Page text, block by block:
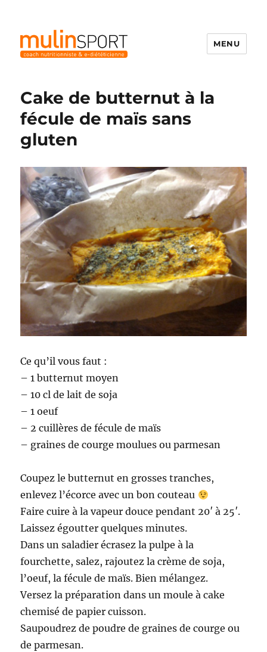
MENU
Cake de butternut à la
fécule de maïs sans
gluten
Ce qu’il vous faut :
– 1 butternut moyen
– 10 cl de lait de soja
– 1 oeuf
– 2 cuillères de fécule de maïs
– graines de courge moulues ou parmesan
Coupez le butternut en grosses tranches,
enlevez l’écorce avec un bon couteau
Faire cuire à la vapeur douce pendant 20′ à 25′.
Laissez égoutter quelques minutes.
Dans un saladier écrasez la pulpe à la
fourchette, salez, rajoutez la crème de soja,
l’oeuf, la fécule de maïs. Bien mélangez.
Versez la préparation dans un moule à cake
chemisé de papier cuisson.
Saupoudrez de poudre de graines de courge ou
de parmesan.